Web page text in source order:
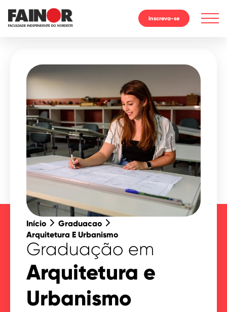
Inscreva-se
Início
Graduacao
Arquitetura E Urbanismo
Graduação em
Arquitetura e
Urbanismo